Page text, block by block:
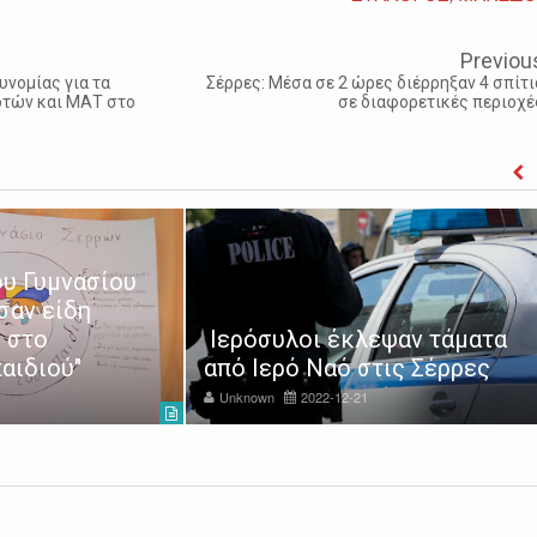
για τα
και ΜΑΤ στο
Σέρρες: Μέσα σε 2 ώρες διέρρηξαν 4
σε διαφορετικές
Γυμνασίου
είδη
στο
Ιερόσυλοι έκλεψαν τάματα
από Ιερό Ναό στις Σέρρες
Unknown 2022-12-21